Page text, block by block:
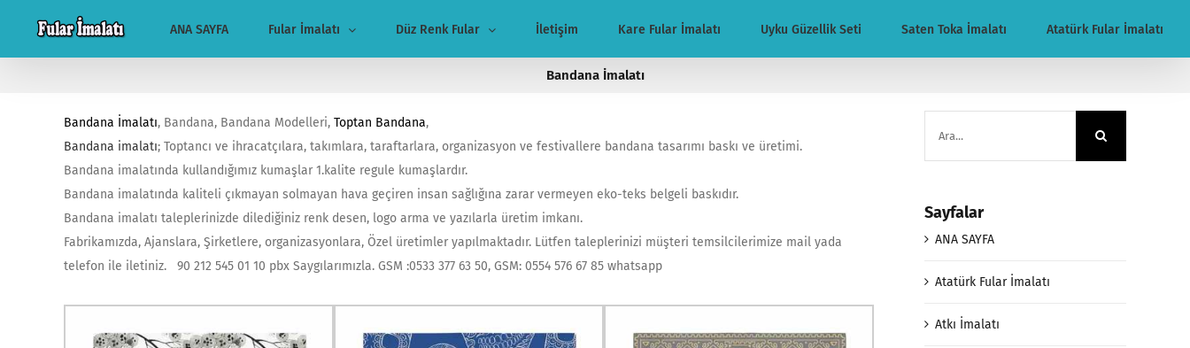
content
ANA SAYFA Fular İmalatı Düz Renk Fular İletişim Kare Fular İmalatı Uyku Güzellik Seti Saten Toka İmalatı Atatürk Fular İmalatı
Bandana İmalatı
Bandana İmalatı, Bandana, Bandana Modelleri, Toptan Bandana,
Bandana imalatı; Toptancı ve ihracatçılara, takımlara, taraftarlara, organizasyon ve festivallere bandana tasarımı baskı ve üretimi.
Bandana imalatında kullandığımız kumaşlar 1.kalite regule kumaşlardır.
Bandana imalatında kaliteli çıkmayan solmayan hava geçiren insan sağlığına zarar vermeyen eko-teks belgeli baskıdır.
Bandana imalatı taleplerinizde dilediğiniz renk desen, logo arma ve yazılarla üretim imkanı.
Fabrikamızda, Ajanslara, Şirketlere, organizasyonlara, Özel üretimler yapılmaktadır. Lütfen taleplerinizi müşteri temsilcilerimize mail yada
telefon ile iletiniz. 90 212 545 01 10 pbx Saygılarımızla. GSM :0533 377 63 50, GSM: 0554 576 67 85 whatsapp
Sayfalar
ANA SAYFA
Atatürk Fular İmalatı
Atkı İmalatı